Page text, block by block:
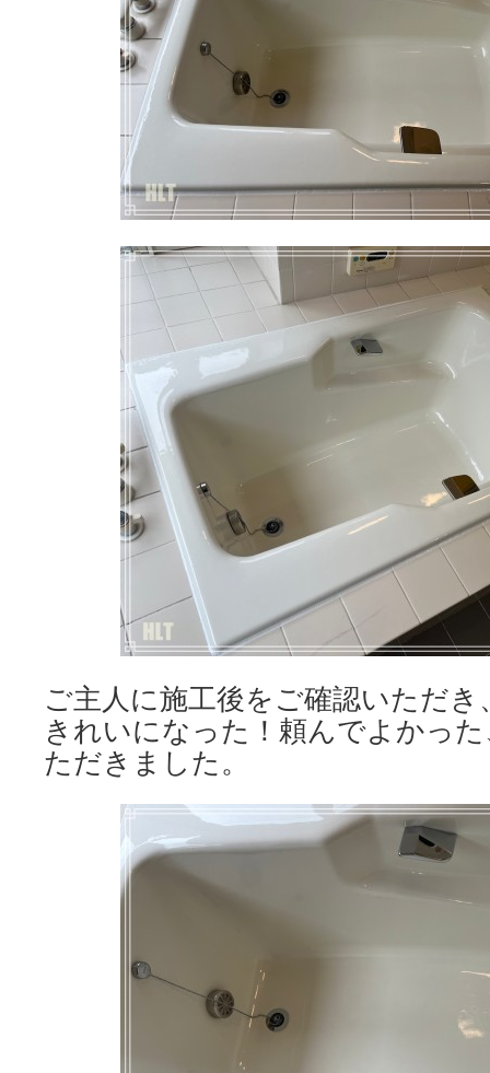
ご主人に施工後をご確認いただき
きれいになった！頼んでよかっ
ただきました。